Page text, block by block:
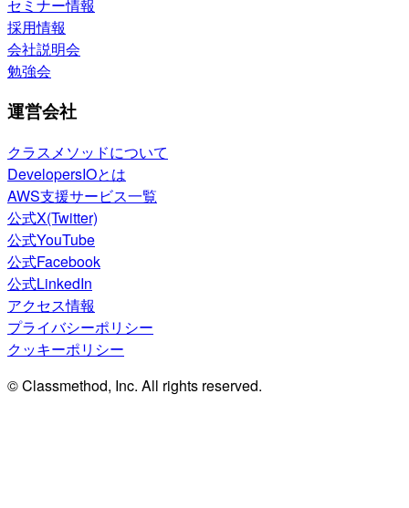
セミナー情報
採用情報
会社説明会
勉強会
運営会社
クラスメソッドについて
DevelopersIOとは
AWS支援サービス一覧
公式X(Twitter)
公式YouTube
公式Facebook
公式LinkedIn
アクセス情報
プライバシーポリシー
クッキーポリシー
© Classmethod, Inc. All rights reserved.